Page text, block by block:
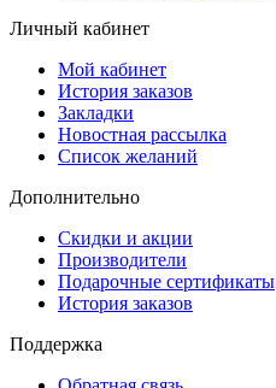
Личный кабинет
Мой кабинет
История заказов
Закладки
Новостная рассылка
Список желаний
Дополнительно
Скидки и акции
Производители
Подарочные сертификаты
История заказов
Поддержка